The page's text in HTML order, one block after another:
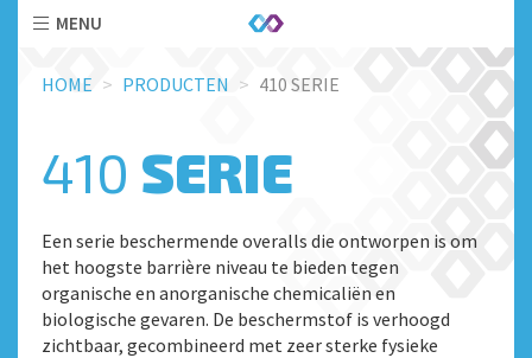
HOME PRODUCTEN 410 SERIE
410 SERIE
Een serie beschermende overalls die ontworpen is om
het hoogste barrière niveau te bieden tegen
organische en anorganische chemicaliën en
biologische gevaren. De beschermstof is verhoogd
zichtbaar, gecombineerd met zeer sterke fysieke
MENU